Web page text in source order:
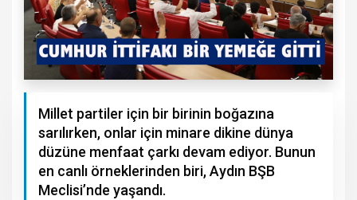
Millet partiler için bir birinin boğazına
sarılırken, onlar için minare dikine dünya
düzüne menfaat çarkı devam ediyor. Bunun
en canlı örneklerinden biri, Aydın BŞB
Meclisi’nde yaşandı.